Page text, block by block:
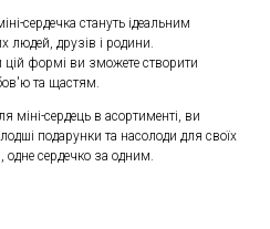
сердечка стануть ідеальним
людей, друзів і родини.
цій формі ви зможете створити
та щастям.
сердець в асортименті, ви
подарунки та насолоди для своїх
одне сердечко за одним.